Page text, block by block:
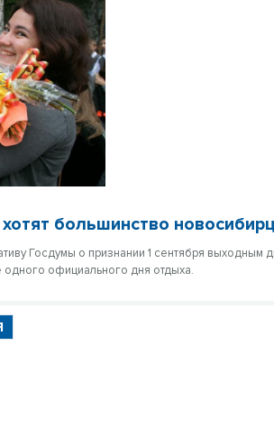
большинство
Госдумы о признании 1 сентября выходным
официального дня отдыха.